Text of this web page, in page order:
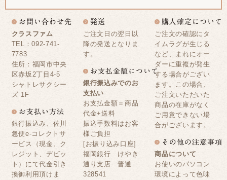
クラスファム
TEL：092-741-
7783
住所：福岡市中央
区赤坂2丁目4-5
シャトレサクシー
ズ 1F
銀行振込み、佐川
急便e-コレクトサ
ービス（現金、ク
レジット、デビッ
ト）にて代金引き
換御利用頂けま
ご注文日の翌日以
降の発送となりま
す。
銀行振込みでのお
支払い
お支払金額＝商品
代金+送料
振込手数料はお客
様ご負担
[お振り込み口座]
福岡銀行 けやき
通り支店 普通
328541
ご注文の確認にタ
イムラグが生じる
など、まれにオー
ダーに重複が発生
する場合がござい
ます。この場合、
ご注文いただいた
商品の在庫がなく
ご用意できない場
合がございます。
商品について
お使いのパソコン
環境によって色味